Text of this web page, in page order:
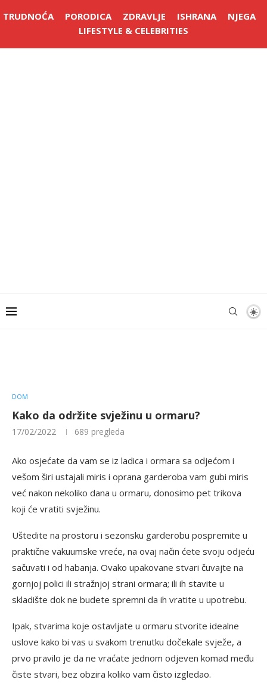
TRUDNOĆA PORODICA ZDRAVLJE ISHRANA
NJEGA
LIFESTYLE & CELEBRITIES
DOM
Kako da održite svježinu u ormaru?
17/02/2022 689 pregleda
Ako osjećate da vam se iz ladica i ormara sa odjećom i
vešom širi ustajali miris i oprana garderoba vam gubi miris
već nakon nekoliko dana u ormaru, donosimo pet trikova
koji će vratiti svježinu.
Uštedite na prostoru i sezonsku garderobu pospremite u
praktične vakuumske vreće, na ovaj način ćete svoju odjeću
sačuvati i od habanja. Ovako upakovane stvari čuvajte na
gornjoj polici ili stražnjoj strani ormara; ili ih stavite u
skladište dok ne budete spremni da ih vratite u upotrebu.
Ipak, stvarima koje ostavljate u ormaru stvorite idealne
uslove kako bi vas u svakom trenutku dočekale svježe, a
prvo pravilo je da ne vraćate jednom odjeven komad među
čiste stvari, bez obzira koliko vam čisto izgledao.